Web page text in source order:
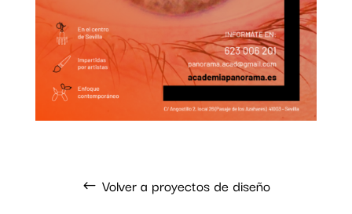
Volver a proyectos de diseño